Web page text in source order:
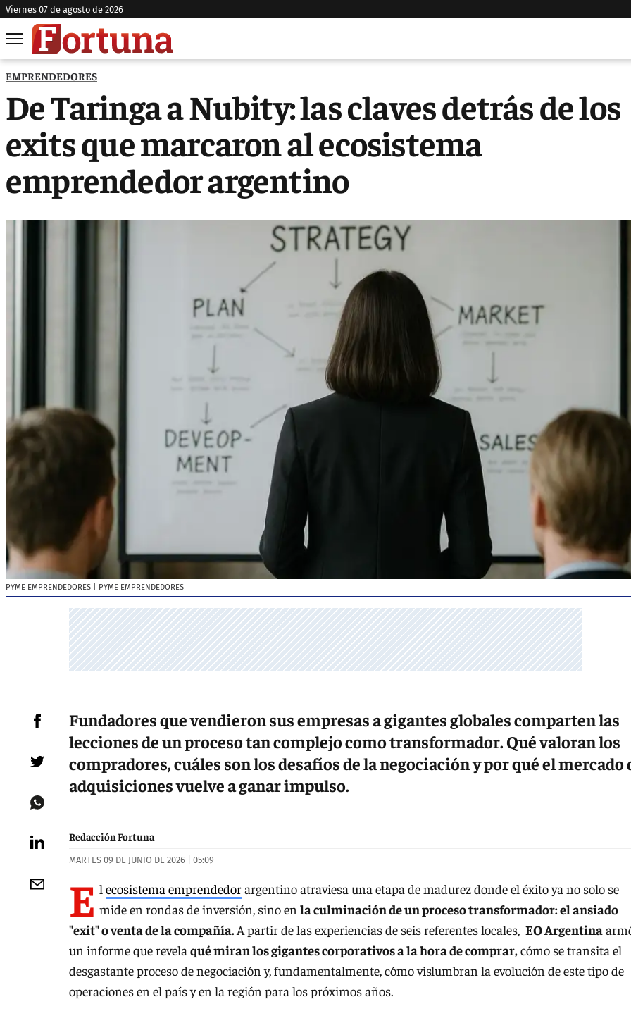
viernes 07 de agosto de 2026
EMPRENDEDORES
De Taringa a Nubity: las claves detrás de los
exits que marcaron al ecosistema
emprendedor argentino
PYME EMPRENDEDORES | PYME EMPRENDEDORES
Fundadores que vendieron sus empresas a gigantes globales comparten las
lecciones de un proceso tan complejo como transformador. Qué valoran los
compradores, cuáles son los desafíos de la negociación y por qué el mercado
adquisiciones vuelve a ganar impulso.
Redacción Fortuna
MARTES 09 DE JUNIO DE 2026 | 05:09
E l ecosistema emprendedorargentino atraviesa una etapa de madurez donde el éxito ya no solo se
mide en rondas de inversión, sino en la culminación de un proceso transformador: el ansiado
"exit" o venta de la compañía.A partir de las experiencias de seis referentes locales, EO Argentina
un informe que revela qué miran los gigantes corporativos a la hora de comprar,cómo se transita el
desgastante proceso de negociación y, fundamentalmente, cómo vislumbran la evolución de este tipo de
operaciones en el país y en la región para los próximos años.